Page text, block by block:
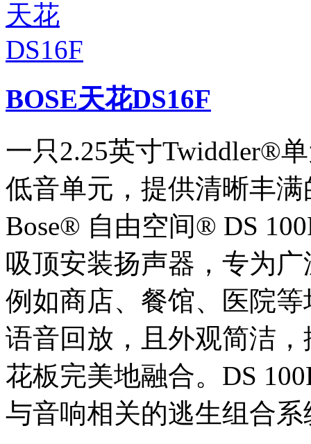
BOSE天花DS16F
一只2.25英寸Twiddler®
低音单元，提供清晰丰
Bose® 自由空间® DS
吸顶安装扬声器，专为
例如商店、餐馆、医院
语音回放，且外观简洁
花板完美地融合。DS
与音响相关的逃生组合